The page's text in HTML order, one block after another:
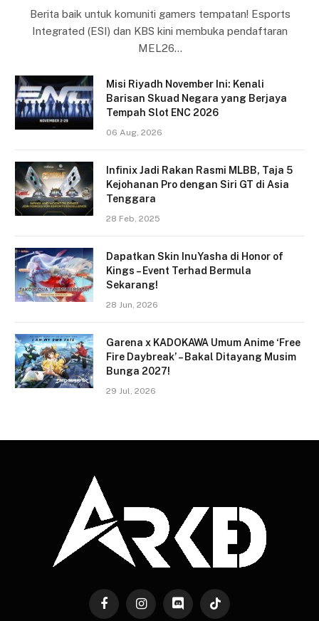
Berita baik untuk komuniti gamers tempatan! Esports
Integrated (ESI) dan KBS kini membuka pendaftaran
MEL26…
Misi Riyadh November Ini: Kenali
Barisan Skuad Negara yang Berjaya
Tempah Slot ENC 2026
06 Aug, 2026
Infinix Jadi Rakan Rasmi MLBB, Taja 5
Kejohanan Pro dengan Siri GT di Asia
Tenggara
28 Feb, 2025
Dapatkan Skin InuYasha di Honor of
Kings – Event Terhad Bermula
Sekarang!
28 Jun, 2026
Garena x KADOKAWA Umum Anime ‘Free
Fire Daybreak’ – Bakal Ditayang Musim
Bunga 2027!
29 Jul, 2026
FacebookInstagramDiscord TikTok